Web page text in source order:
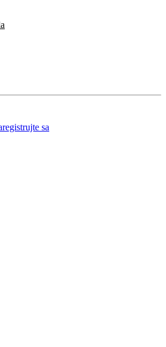
sa